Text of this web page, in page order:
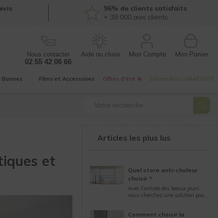
96% de clients satisfaits
+ 38 000avis clients
Nous contacter
02 55 42 06 66
Mon Compte
Bannes Films et Accessoires Offres d'été ☀️ Echantillons GRATUITS
et
Articles les plus lus
Quel store anti-chaleur
choisir ?
Avec l’arrivée des beaux jours,
vous cherchez une solution pour
peuvent protéger votre maison...
Comment choisir la